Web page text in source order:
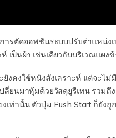
ารตัดออพชันระบบปรับตำแหน่ง
เป็นผ้า เช่นเดียวกับบริเวณแผง
คงใช้หนังสังเคราะห์ แต่จะไม่
ลี่ยนมาหุ้มด้วยวัสดุยูรีเทน รวม
เท่านั้น ตัวปุ่ม Push Start ก็ยัง